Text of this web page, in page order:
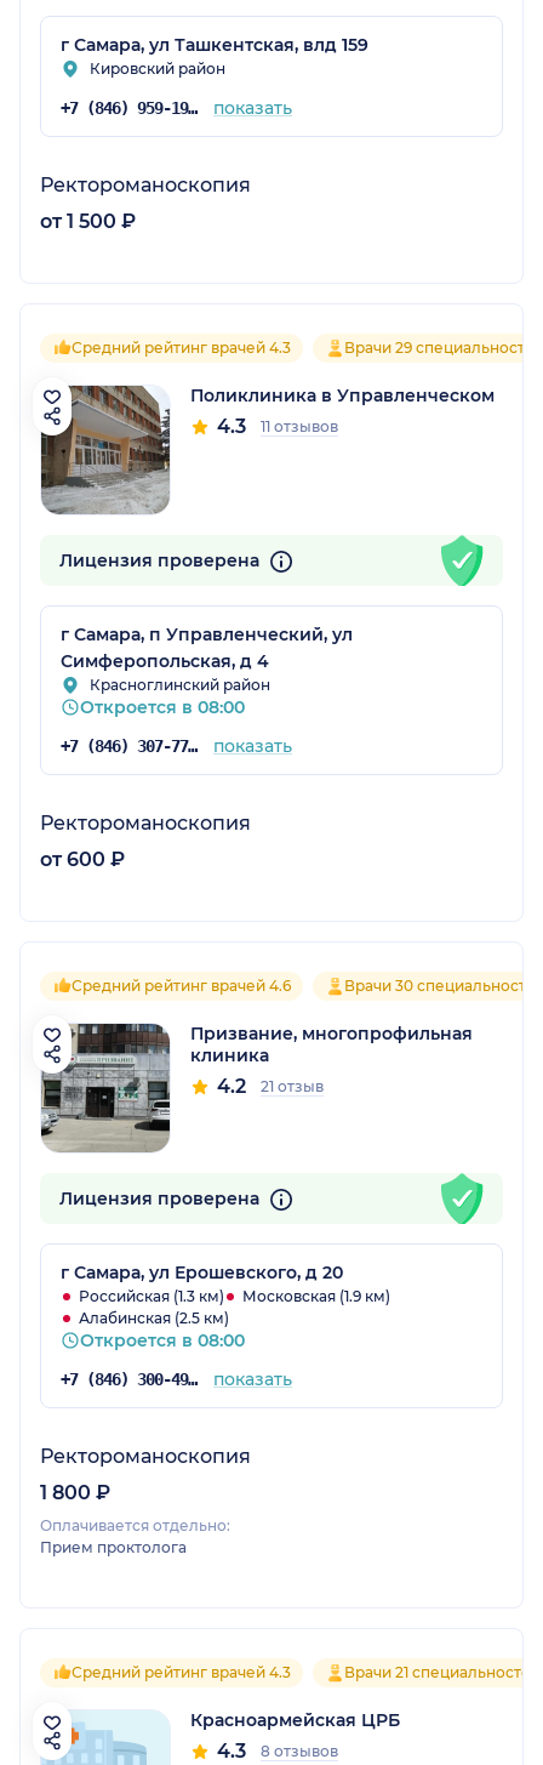
г Самара, ул Ташкентская, влд 159
Кировский район
+7 (846) 959-19-10 показать
Ректороманоскопия
от 1 500 ₽
Средний рейтинг врачей 4.3 Врачи 29 специальностей
Поликлиника в Управленческом
4.3 11 отзывов
Лицензия проверена
г Самара, п Управленческий, ул
Симферопольская, д 4
Красноглинский район
Откроется в 08:00
+7 (846) 307-77-17 показать
Ректороманоскопия
от 600 ₽
Средний рейтинг врачей 4.6 Врачи 30
Призвание, многопрофильная
клиника
4.2 21 отзыв
Лицензия проверена
г Самара, ул Ерошевского, д 20
Российская (1.3 км)
Московская (1.9 км)
Алабинская (2.5 км)
Откроется в 08:00
+7 (846) 300-49-60 показать
Ректороманоскопия
1 800 ₽
Оплачивается отдельно:
Прием проктолога
Средний рейтинг врачей 4.3 Врачи 21 специальностей
Красноармейская ЦРБ
4.3 8 отзывов